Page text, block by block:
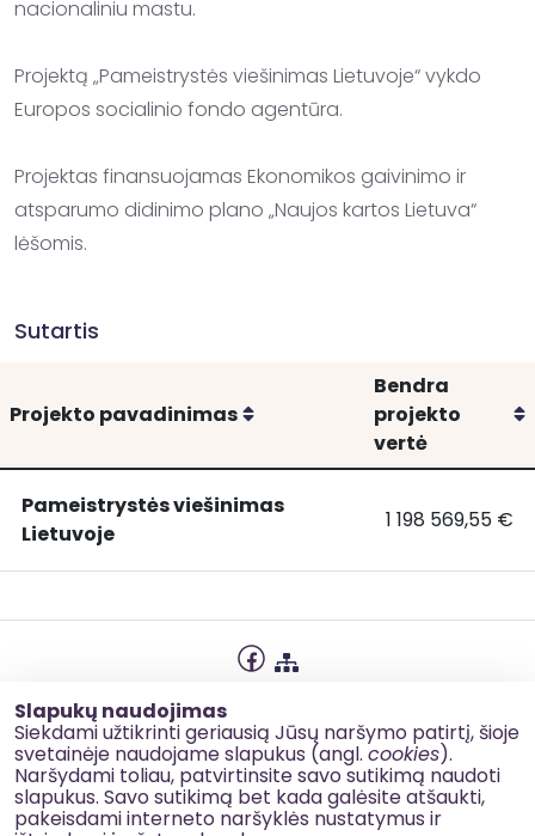
Slapukų naudojimas
Siekdami užtikrinti geriausią Jūsų naršymo patirtį, šioje
svetainėje naudojame slapukus (angl. cookies).
Naršydami toliau, patvirtinsite savo sutikimą naudoti
slapukus. Savo sutikimą bet kada galėsite atšaukti,
pakeisdami interneto naršyklės nustatymus ir
nacionaliniu mastu.
Projektą „Pameistrystės viešinimas Lietuvoje“ vykdo
Europos socialinio fondo agentūra.
Projektas finansuojamas Ekonomikos gaivinimo ir
atsparumo didinimo plano „Naujos kartos Lietuva“
lėšomis.
Sutartis
Projekto pavadinimas Rikiuoti
Bendra
projekto
vertė
Pameistrystės
Pameistrystės viešinimas
Lietuvoje
Pameistrystės
1 198 569,55 €
Slapukų naudojimas
Korupcijos prevencija
Kontaktai